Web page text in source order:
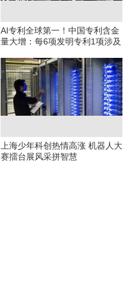
AI专利全球第一！中国专利含金
量大增：每6项发明专利1项涉及
上海少年科创热情高涨 机器人大
赛擂台展风采拼智慧